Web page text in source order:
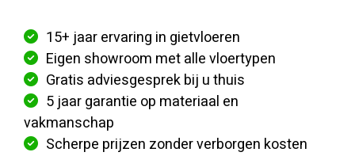
15+ jaar ervaring in gietvloeren
Eigen showroom met alle vloertypen
Gratis adviesgesprek bij u thuis
5 jaar garantie op materiaal en
vakmanschap
Scherpe prijzen zonder verborgen kosten